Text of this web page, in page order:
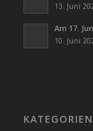
13. Juni
Am 17.
10. Juni
KATEGORIEN